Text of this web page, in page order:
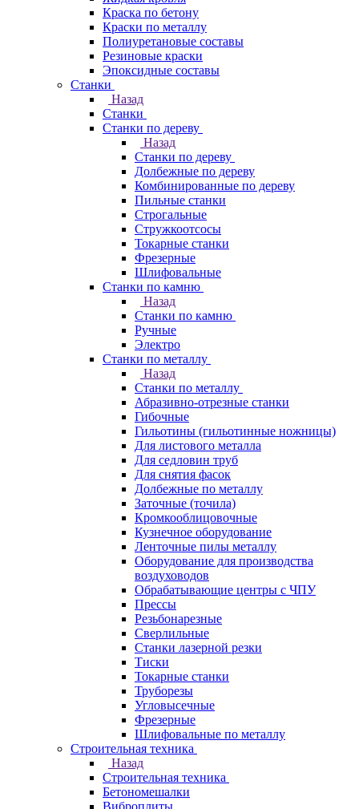
Краска по бетону
Краски по металлу
Полиуретановые составы
Резиновые краски
Эпоксидные составы
Станки
Назад
Станки
Станки по дереву
Назад
Станки по дереву
Долбежные по дереву
Комбинированные по дереву
Пильные станки
Строгальные
Стружкоотсосы
Токарные станки
Фрезерные
Шлифовальные
Станки по камню
Назад
Станки по камню
Ручные
Электро
Станки по металлу
Назад
Станки по металлу
Абразивно-отрезные станки
Гибочные
Гильотины (гильотинные ножницы)
Для листового металла
Для седловин труб
Для снятия фасок
Долбежные по металлу
Заточные (точила)
Кромкооблицовочные
Кузнечное оборудование
Ленточные пилы металлу
Оборудование для производства
воздуховодов
Обрабатывающие центры с ЧПУ
Прессы
Резьбонарезные
Сверлильные
Станки лазерной резки
Тиски
Токарные станки
Труборезы
Угловысечные
Фрезерные
Шлифовальные по металлу
Строительная техника
Назад
Строительная техника
Бетономешалки
Виброплиты